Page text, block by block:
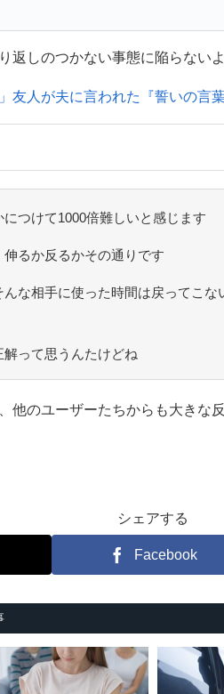
返しのつかない事態に陥らない
」友人が夫に言われた『誓いの言
つけて1000倍難しいと感じます
るか反るかその通りです
な相手に使った時間は戻ってこ
って思うんたけどね
他のユーザーたちからも大きな
シェアする
Facebook